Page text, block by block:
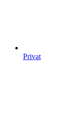
Privat